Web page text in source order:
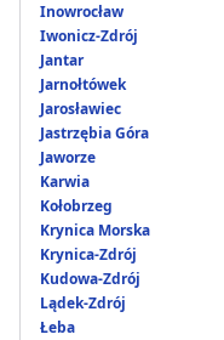
Inowrocław
Iwonicz-Zdrój
Jantar
Jarnołtówek
Jarosławiec
Jastrzębia Góra
Jaworze
Karwia
Kołobrzeg
Krynica Morska
Krynica-Zdrój
Kudowa-Zdrój
Lądek-Zdrój
Łeba